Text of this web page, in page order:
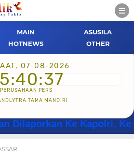
MAIN
ASUSILA
HOTNEWS OTHER
07-08-2026
PERUSAHAAN PERS
TAMA MANDIRI
Ke Kapolri, Ke